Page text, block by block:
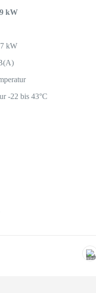
kW
kW
-22 bis 43°C